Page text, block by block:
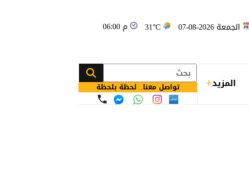
الجمعة 2026-08-07 31°C 06:00 م
المزيد تواصل معنا.. لحظة بلحظة